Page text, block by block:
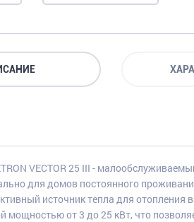
VECTOR 25 III -
для домов постоянного
источник тепла для отопления
мощностью от 3 до 25 кВт, что